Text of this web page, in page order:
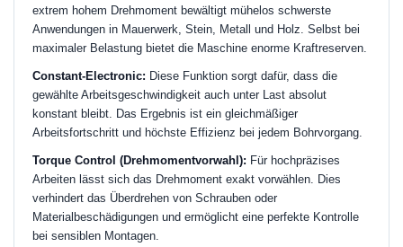
extrem hohem Drehmoment bewältigt mühelos schwerste
Anwendungen in Mauerwerk, Stein, Metall und Holz. Selbst bei
maximaler Belastung bietet die Maschine enorme Kraftreserven.
Constant-Electronic: Diese Funktion sorgt dafür, dass die
gewählte Arbeitsgeschwindigkeit auch unter Last absolut
konstant bleibt. Das Ergebnis ist ein gleichmäßiger
Arbeitsfortschritt und höchste Effizienz bei jedem Bohrvorgang.
Torque Control (Drehmomentvorwahl): Für hochpräzises
Arbeiten lässt sich das Drehmoment exakt vorwählen. Dies
verhindert das Überdrehen von Schrauben oder
Materialbeschädigungen und ermöglicht eine perfekte Kontrolle
bei sensiblen Montagen.